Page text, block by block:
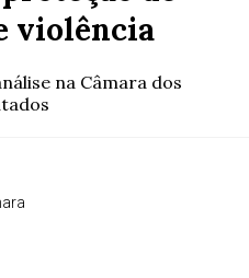
violência
na Câmara dos